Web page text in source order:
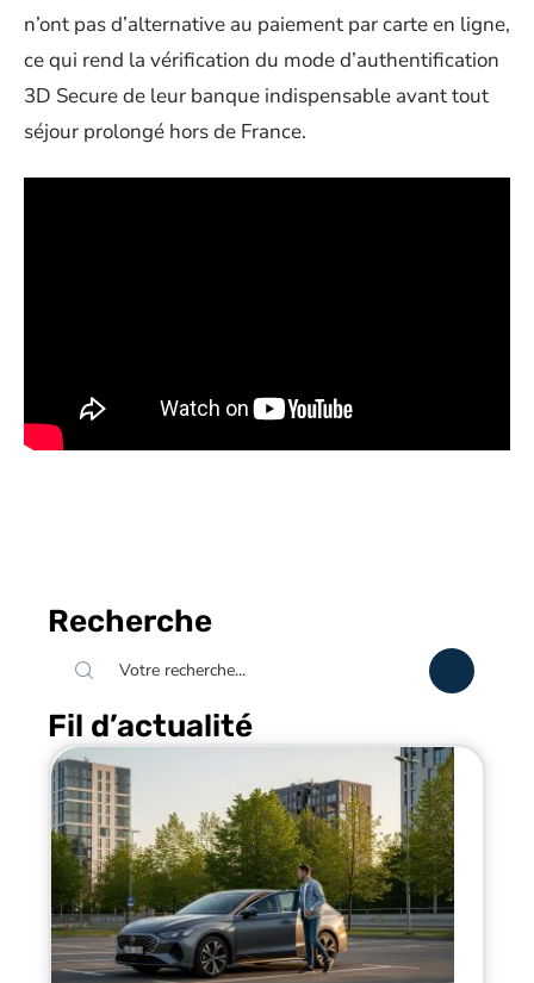
n’ont pas d’alternative au paiement par carte en ligne,
ce qui rend la vérification du mode d’authentification
3D Secure de leur banque indispensable avant tout
séjour prolongé hors de France.
Recherche
Fil d’actualité